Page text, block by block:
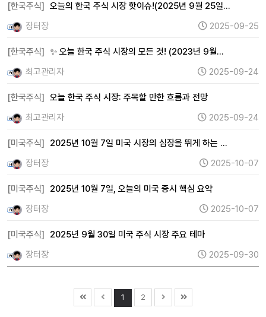
[한국주식] 오늘의 한국 주식 시장 핫이슈!(2025년 9월 25일…
장터장
2025-09-25
[한국주식] ✨ 오늘 한국 주식 시장의 모든 것! (2023년 9월…
최고관리자
2025-09-24
[한국주식] 오늘 한국 주식 시장: 주목할 만한 흐름과 전망
최고관리자
2025-09-24
[미국주식]
2025년 10월 7일 미국 시장의 심장을 뛰게 하는 …
장터장
2025-10-07
[미국주식]
2025년 10월 7일, 오늘의 미국 증시 핵심 요약
장터장
2025-10-07
[미국주식]
2025년 9월 30일 미국 주식 시장 주요 테마
장터장
2025-09-30
1 2